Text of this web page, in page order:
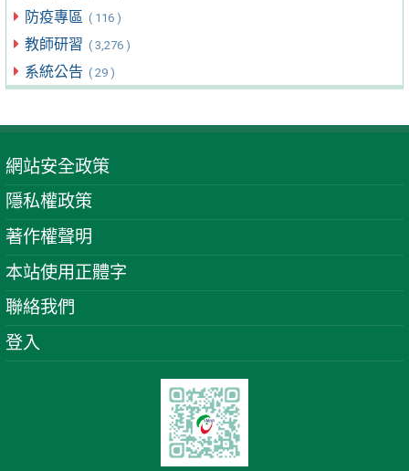
防疫專區 ( 116 )
教師研習 ( 3,276 )
系統公告 ( 29 )
網站安全政策
隱私權政策
著作權聲明
本站使用正體字
聯絡我們
登入